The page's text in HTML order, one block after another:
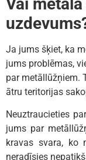
Ja jums šķiet, ka
jums problēmas,
par metāllūžņiem.
ātru teritorijas
Neuztraucieties
jums par
kravas svara, ko
neradīsies